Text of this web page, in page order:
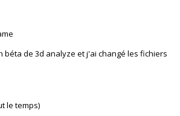
béta de 3d analyze et j'ai changé les fichiers
temps)